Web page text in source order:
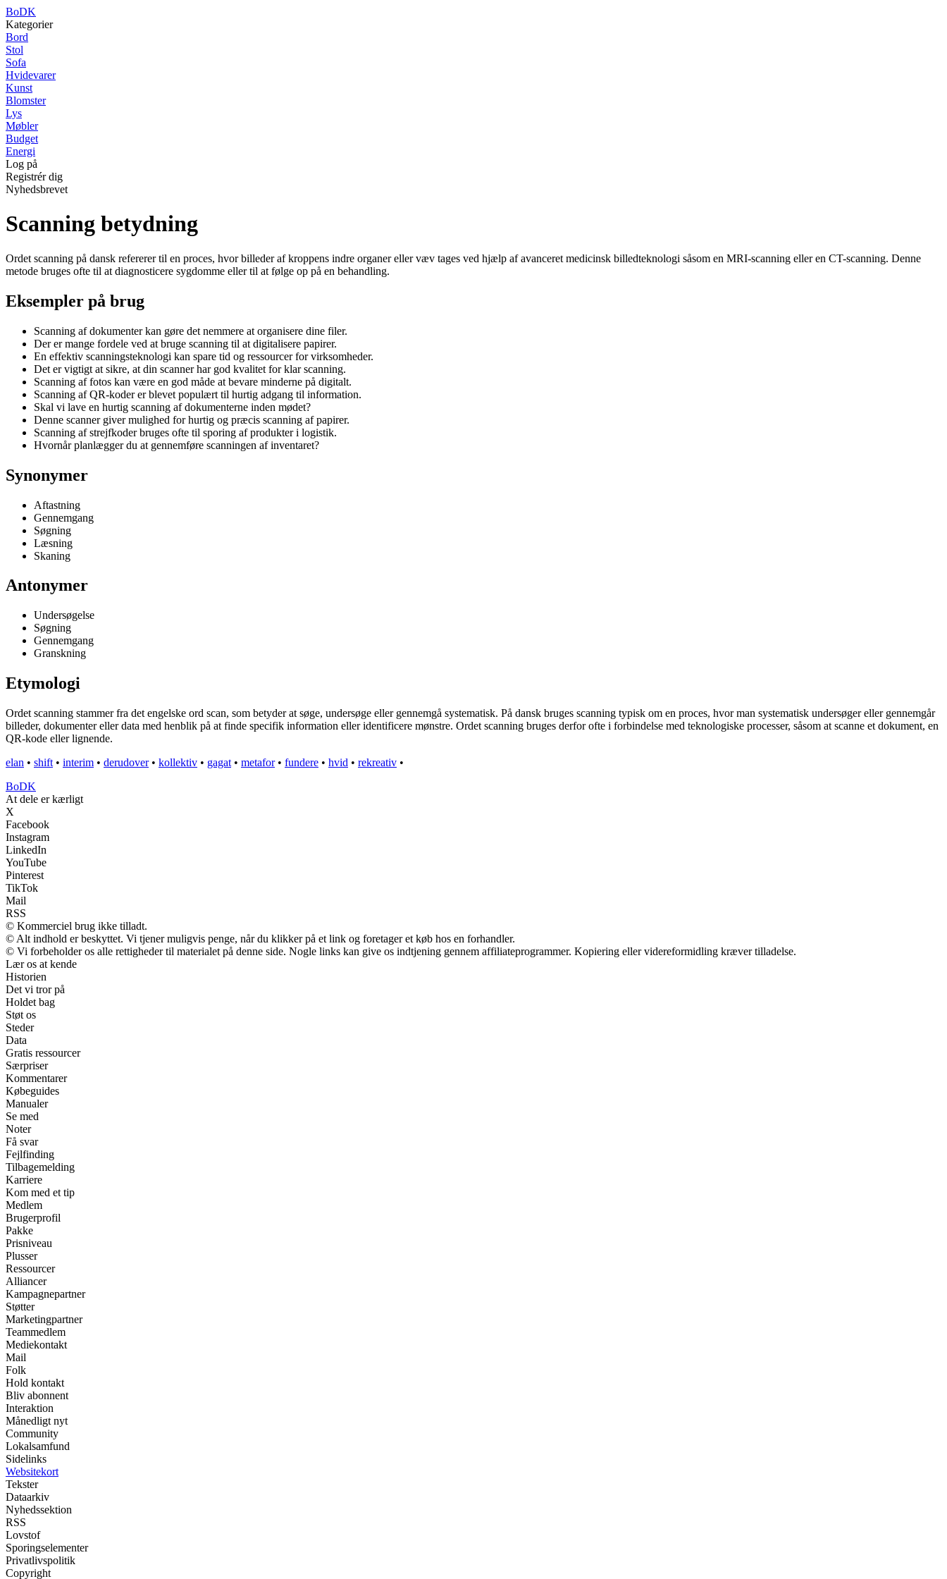
BoDK
Kategorier
Bord
Stol
Sofa
Hvidevarer
Kunst
Blomster
Lys
Møbler
Budget
Energi
Log på
Registrér dig
Nyhedsbrevet
Scanning betydning
Ordet scanning på dansk refererer til en proces, hvor billeder af kroppens indre organer eller væv tages ved hjælp af avanceret medicinsk billedteknologi såsom en MRI-scanning eller en CT-scanning. Denne
metode bruges ofte til at diagnosticere sygdomme eller til at følge op på en behandling.
Eksempler på brug
Scanning af dokumenter kan gøre det nemmere at organisere dine filer.
Der er mange fordele ved at bruge scanning til at digitalisere papirer.
En effektiv scanningsteknologi kan spare tid og ressourcer for virksomheder.
Det er vigtigt at sikre, at din scanner har god kvalitet for klar scanning.
Scanning af fotos kan være en god måde at bevare minderne på digitalt.
Scanning af QR-koder er blevet populært til hurtig adgang til information.
Skal vi lave en hurtig scanning af dokumenterne inden mødet?
Denne scanner giver mulighed for hurtig og præcis scanning af papirer.
Scanning af strejfkoder bruges ofte til sporing af produkter i logistik.
Hvornår planlægger du at gennemføre scanningen af inventaret?
Synonymer
Aftastning
Gennemgang
Søgning
Læsning
Skaning
Antonymer
Undersøgelse
Søgning
Gennemgang
Granskning
Etymologi
Ordet scanning stammer fra det engelske ord scan, som betyder at søge, undersøge eller gennemgå systematisk. På dansk bruges scanning typisk om en proces, hvor man systematisk undersøger eller gennemgår
billeder, dokumenter eller data med henblik på at finde specifik information eller identificere mønstre. Ordet scanning bruges derfor ofte i forbindelse med teknologiske processer, såsom at scanne et dokument, en
QR-kode eller lignende.
elan • shift • interim • derudover• kollektiv • gagat • metafor• fundere • hvid • rekreativ •
BoDK
At dele er kærligt
X
Facebook
Instagram
LinkedIn
YouTube
Pinterest
TikTok
Mail
RSS
© Kommerciel brug ikke tilladt.
© Alt indhold er beskyttet. Vi tjener muligvis penge, når du klikker på et link og foretager et køb hos en forhandler.
© Vi forbeholder os alle rettigheder til materialet på denne side. Nogle links kan give os indtjening gennem affiliateprogrammer. Kopiering eller videreformidling kræver tilladelse.
Lær os at kende
Historien
Det vi tror på
Holdet bag
Støt os
Steder
Data
Gratis ressourcer
Særpriser
Kommentarer
Købeguides
Manualer
Se med
Noter
Få svar
Fejlfinding
Tilbagemelding
Karriere
Kom med et tip
Medlem
Brugerprofil
Pakke
Prisniveau
Plusser
Ressourcer
Alliancer
Kampagnepartner
Støtter
Marketingpartner
Teammedlem
Mediekontakt
Mail
Folk
Hold kontakt
Bliv abonnent
Interaktion
Månedligt nyt
Community
Lokalsamfund
Sidelinks
Websitekort
Tekster
Dataarkiv
Nyhedssektion
RSS
Lovstof
Sporingselementer
Privatlivspolitik
Copyright